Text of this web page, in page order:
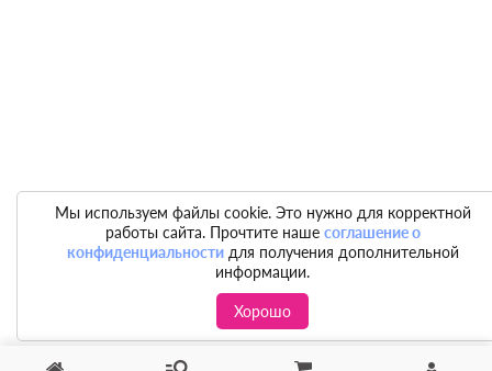
Мы используем файлы cookie. Это нужно для корректной
работы сайта. Прочтите наше соглашение о
конфиденциальностидля получения дополнительной
информации.
Хорошо